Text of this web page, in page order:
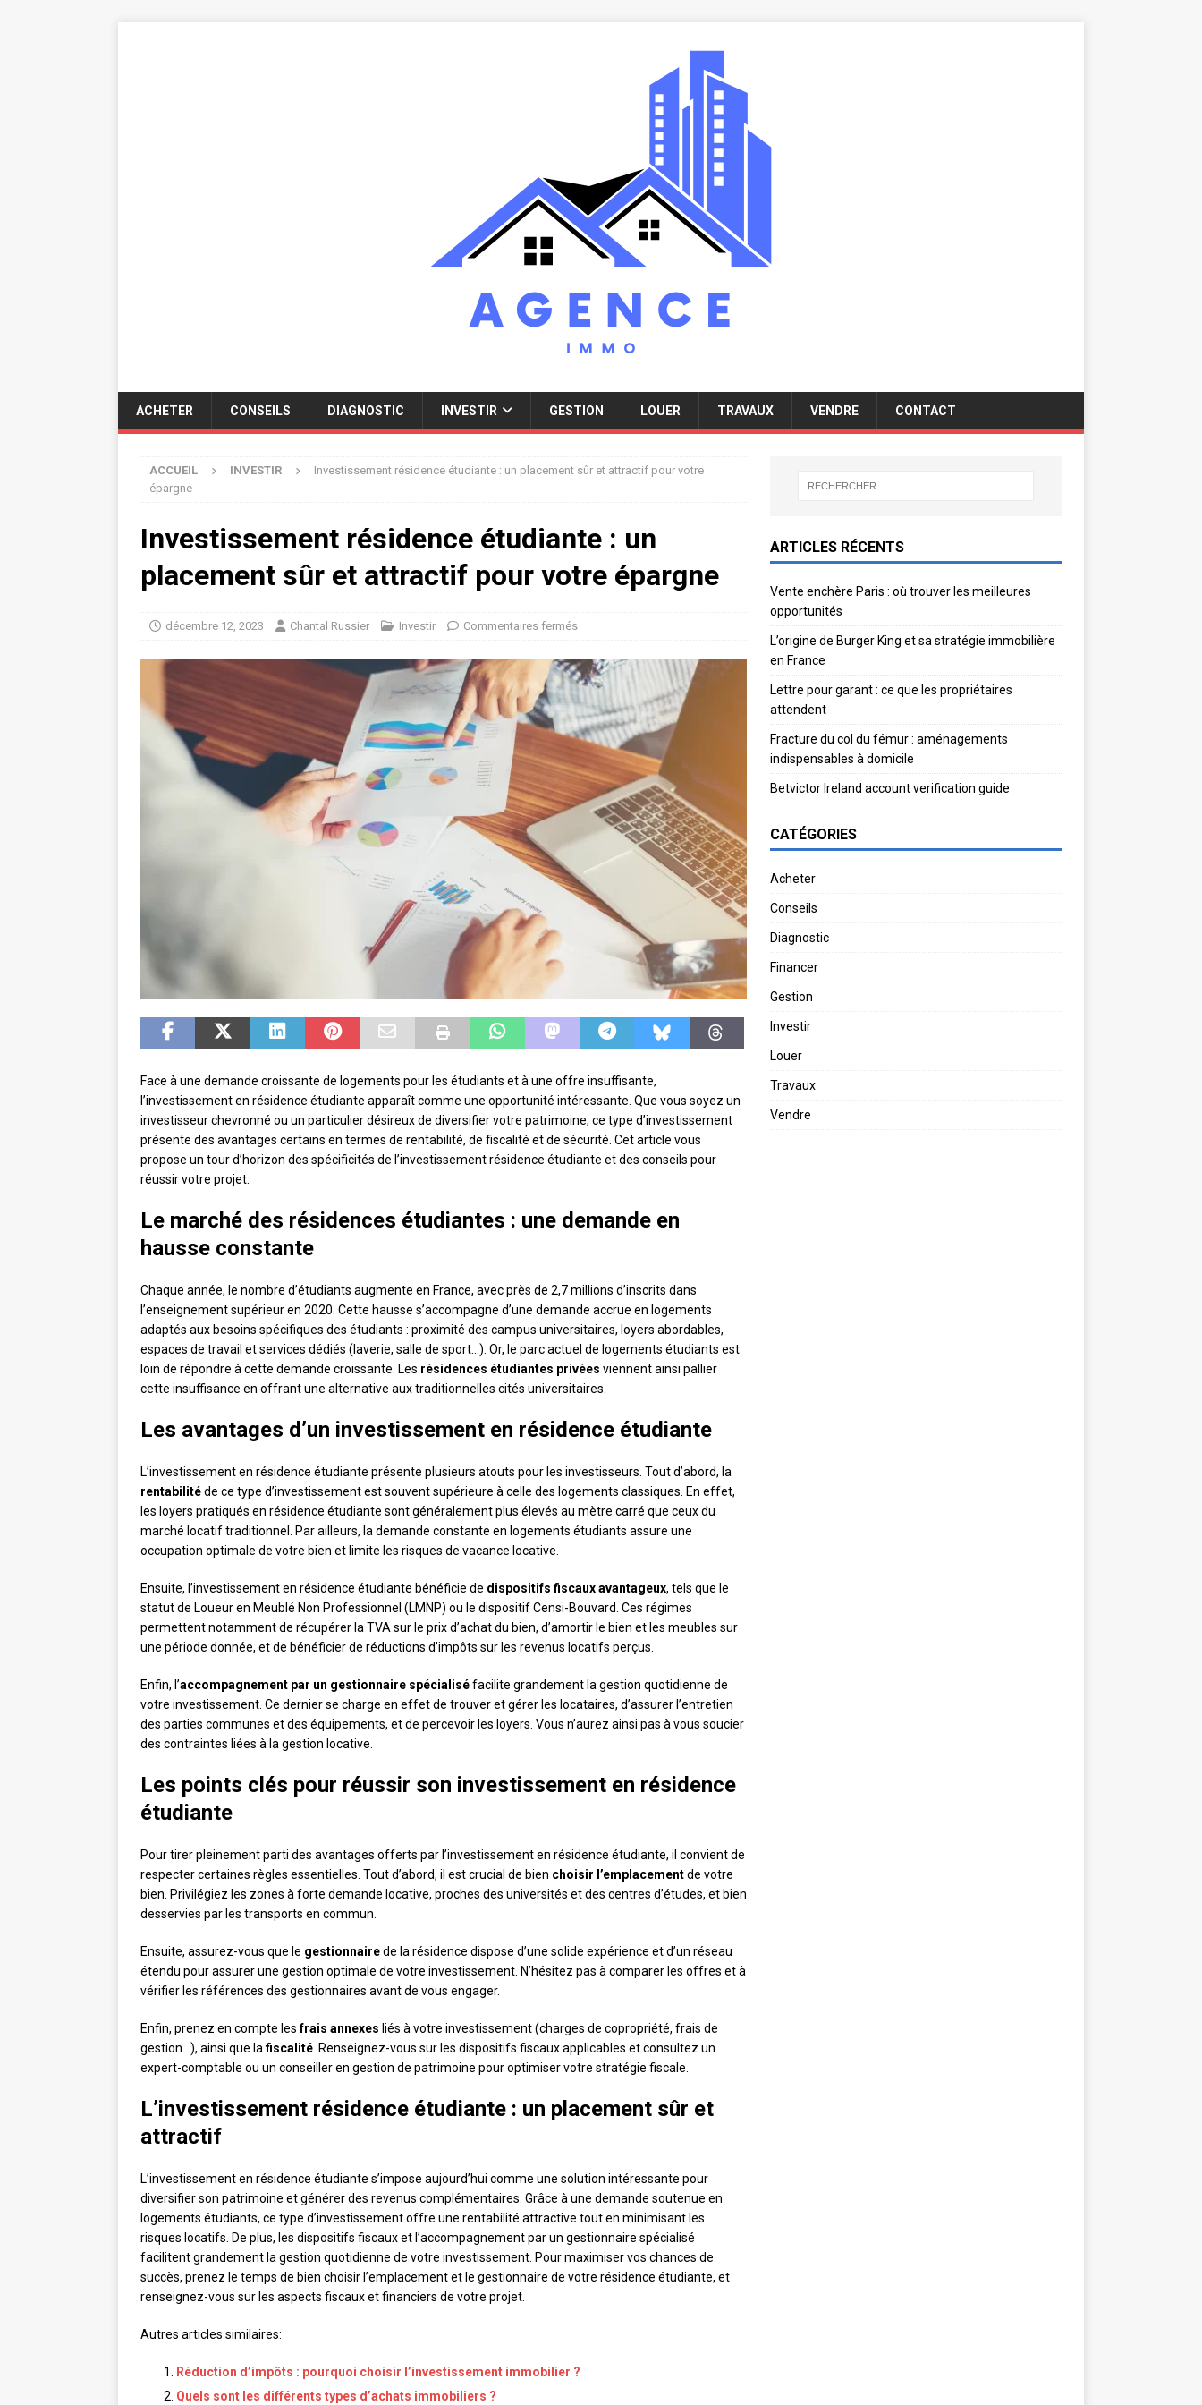
ACHETER CONSEILS DIAGNOSTIC INVESTIR GESTION LOUER TRAVAUX VENDRE CONTACT
ACCUEIL INVESTIR
Investissement résidence étudiante : un placement sûr et attractif pour votre
épargne
Investissement résidence étudiante : un
placement sûr et attractif pour votre épargne
décembre 12, 2023 Chantal Russier Investir Commentaires fermés
Face à une demande croissante de logements pour les étudiants et à une offre insuffisante,
l’investissement en résidence étudiante apparaît comme une opportunité intéressante. Que vous soyez un
investisseur chevronné ou un particulier désireux de diversifier votre patrimoine, ce type d’investissement
présente des avantages certains en termes de rentabilité, de fiscalité et de sécurité. Cet article vous
propose un tour d’horizon des spécificités de l’investissement résidence étudiante et des conseils pour
réussir votre projet.
Le marché des résidences étudiantes : une demande en
hausse constante
Chaque année, le nombre d’étudiants augmente en France, avec près de 2,7 millions d’inscrits dans
l’enseignement supérieur en 2020. Cette hausse s’accompagne d’une demande accrue en logements
adaptés aux besoins spécifiques des étudiants : proximité des campus universitaires, loyers abordables,
espaces de travail et services dédiés (laverie, salle de sport…). Or, le parc actuel de logements étudiants est
loin de répondre à cette demande croissante. Les résidences étudiantes privées viennent ainsi pallier
cette insuffisance en offrant une alternative aux traditionnelles cités universitaires.
Les avantages d’un investissement en résidence étudiante
L’investissement en résidence étudiante présente plusieurs atouts pour les investisseurs. Tout d’abord, la
rentabilitéde ce type d’investissement est souvent supérieure à celle des logements classiques. En effet,
les loyers pratiqués en résidence étudiante sont généralement plus élevés au mètre carré que ceux du
marché locatif traditionnel. Par ailleurs, la demande constante en logements étudiants assure une
occupation optimale de votre bien et limite les risques de vacance locative.
Ensuite, l’investissement en résidence étudiante bénéficie de dispositifs fiscaux avantageux, tels que le
statut de Loueur en Meublé Non Professionnel (LMNP) ou le dispositif Censi-Bouvard. Ces régimes
permettent notamment de récupérer la TVA sur le prix d’achat du bien, d’amortir le bien et les meubles sur
une période donnée, et de bénéficier de réductions d’impôts sur les revenus locatifs perçus.
Enfin, l’accompagnement par un gestionnaire spécialiséfacilite grandement la gestion quotidienne de
votre investissement. Ce dernier se charge en effet de trouver et gérer les locataires, d’assurer l’entretien
des parties communes et des équipements, et de percevoir les loyers. Vous n’aurez ainsi pas à vous soucier
des contraintes liées à la gestion locative.
Les points clés pour réussir son investissement en résidence
étudiante
Pour tirer pleinement parti des avantages offerts par l’investissement en résidence étudiante, il convient de
respecter certaines règles essentielles. Tout d’abord, il est crucial de bien choisir l’emplacementde votre
bien. Privilégiez les zones à forte demande locative, proches des universités et des centres d’études, et bien
desservies par les transports en commun.
Ensuite, assurez-vous que le gestionnairede la résidence dispose d’une solide expérience et d’un réseau
étendu pour assurer une gestion optimale de votre investissement. N’hésitez pas à comparer les offres et à
vérifier les références des gestionnaires avant de vous engager.
Enfin, prenez en compte lesfrais annexes liés à votre investissement (charges de copropriété, frais de
gestion…), ainsi que lafiscalité . Renseignez-vous sur les dispositifs fiscaux applicables et consultez un
expert-comptable ou un conseiller en gestion de patrimoine pour optimiser votre stratégie fiscale.
L’investissement résidence étudiante : un placement sûr et
attractif
L’investissement en résidence étudiante s’impose aujourd’hui comme une solution intéressante pour
diversifier son patrimoine et générer des revenus complémentaires. Grâce à une demande soutenue en
logements étudiants, ce type d’investissement offre une rentabilité attractive tout en minimisant les
risques locatifs. De plus, les dispositifs fiscaux et l’accompagnement par un gestionnaire spécialisé
facilitent grandement la gestion quotidienne de votre investissement. Pour maximiser vos chances de
succès, prenez le temps de bien choisir l’emplacement et le gestionnaire de votre résidence étudiante, et
renseignez-vous sur les aspects fiscaux et financiers de votre projet.
Autres articles similaires:
Réduction d’impôts : pourquoi choisir l’investissement immobilier ?
Quels sont les différents types d’achats immobiliers ?
ARTICLES RÉCENTS
Vente enchère Paris : où trouver les meilleures
opportunités
L’origine de Burger King et sa stratégie immobilière
en France
Lettre pour garant : ce que les propriétaires
attendent
Fracture du col du fémur : aménagements
indispensables à domicile
Betvictor Ireland account verification guide
CATÉGORIES
Acheter
Conseils
Diagnostic
Financer
Gestion
Investir
Louer
Travaux
Vendre